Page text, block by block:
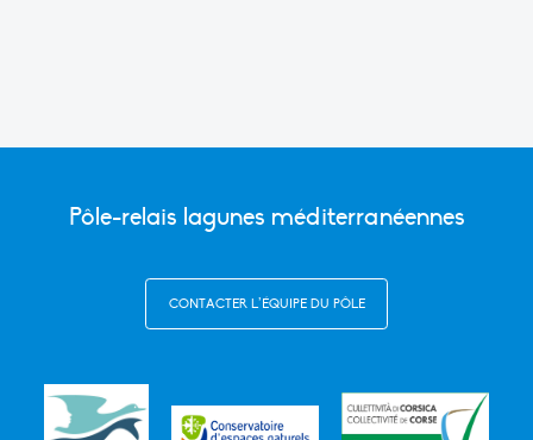
Pôle-relais lagunes méditerranéennes
CONTACTER L’ÉQUIPE DU PÔLE